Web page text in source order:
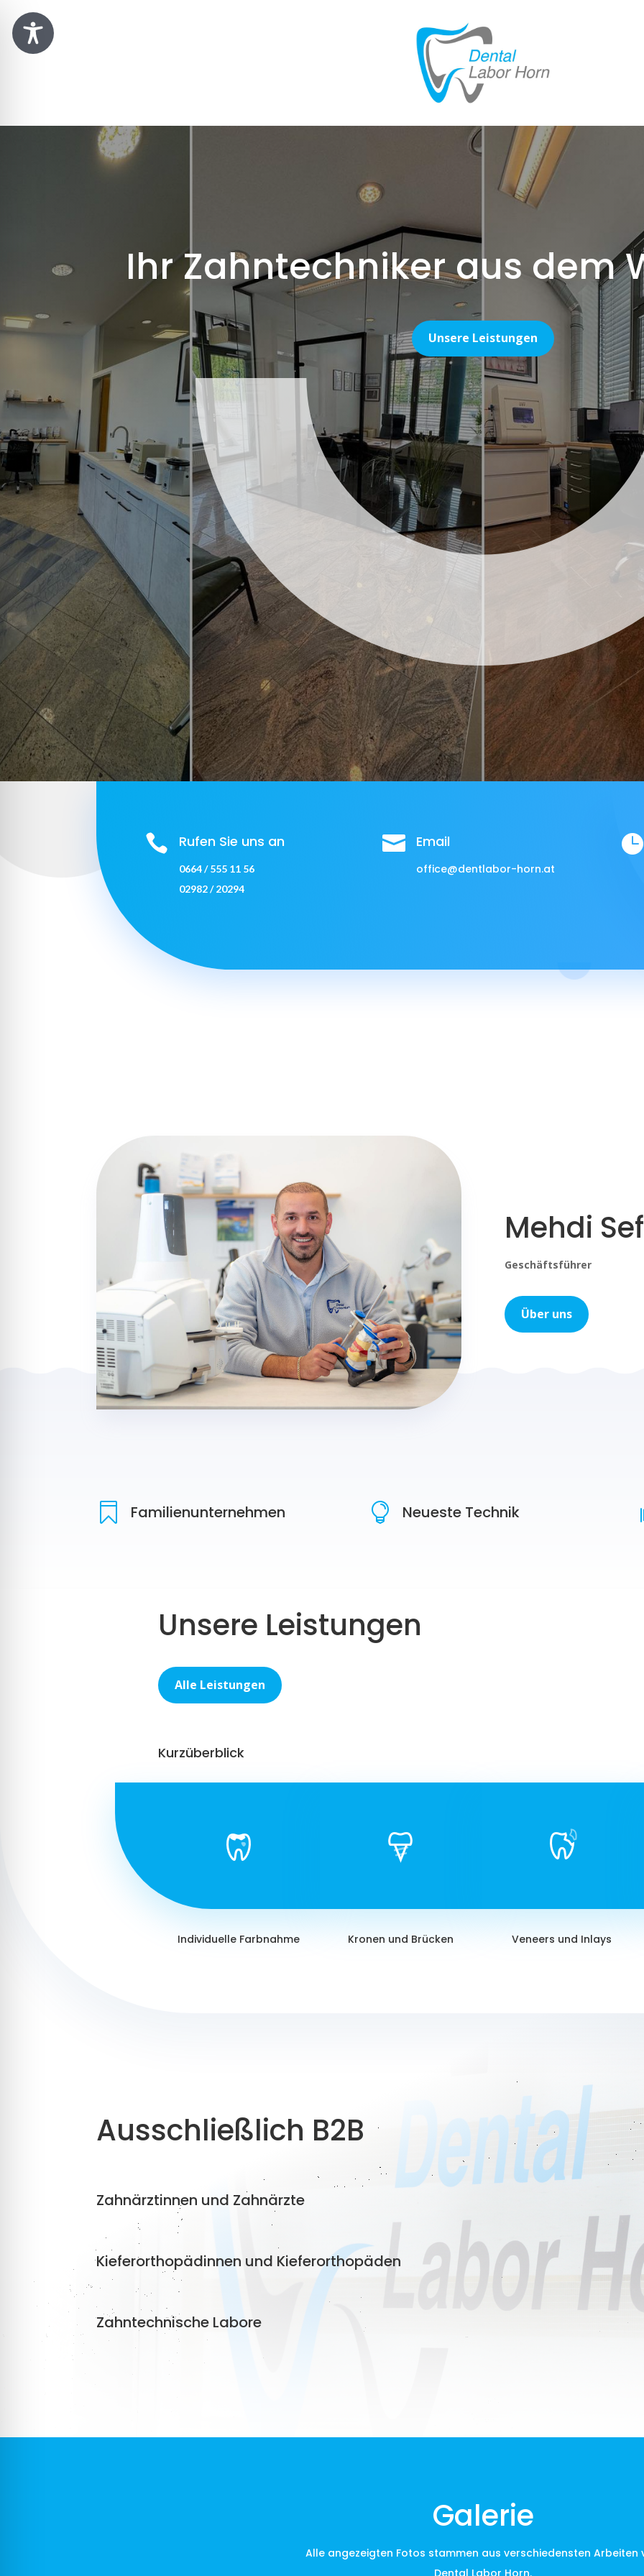
Ihr Zahntechniker aus dem
Unsere Leistungen
 Rufen Sie uns an
0664 / 555 11 56
02982 / 20294
 Email
office@dentlabor-horn.at

Mehdi
Geschäftsführer
Über uns
 Familienunternehmen  Neueste Technik
Unsere Leistungen
Alle Leistungen
Kurzüberblick
Individuelle Farbnahme Kronen und Brücken Veneers und Inlays
Ausschließlich B2B
Zahnärztinnen und Zahnärzte
Kieferorthopädinnen und Kieferorthopäden
Zahntechnische Labore
Galerie
Alle angezeigten Fotos stammen aus verschiedensten Arbeiten
Dental Labor Horn.